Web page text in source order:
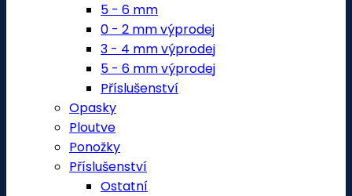
5 - 6 mm
0 - 2 mm výprodej
3 - 4 mm výprodej
5 - 6 mm výprodej
Příslušenství
Opasky
Ploutve
Ponožky
Příslušenství
Ostatní